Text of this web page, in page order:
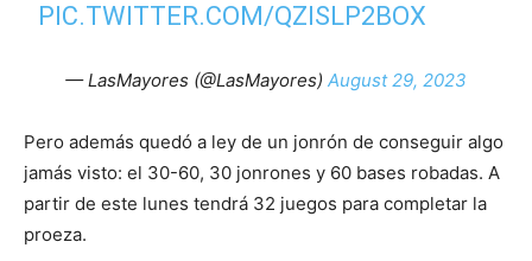
PIC.TWITTER.COM/QZISLP2BOX
— LasMayores (@LasMayores) August 29, 2023
Pero además quedó a ley de un jonrón de conseguir algo
jamás visto: el 30-60, 30 jonrones y 60 bases robadas. A
partir de este lunes tendrá 32 juegos para completar la
proeza.